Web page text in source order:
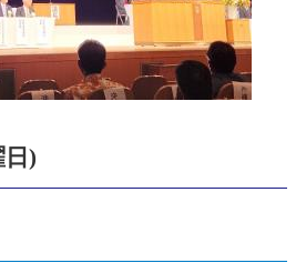
日)